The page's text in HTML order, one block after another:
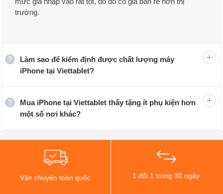
iPhone likenew
Đây là những máy đã qua sử dụng được nhập khẩu trực
tiếp từ nhiều thị trường để có được mức giá phải chăng
nhất. Tất nhiên, chúng phải trải qua chu trình kiểm tra
cầm trên tay trải nghiệm chọn mua luôn là chiếc iPhone
likenew tốt nhất, ngon từ trong ra ngoài.
trường.
Làm sao để kiểm định được chất lượng máy
iPhone tại Viettablet?
Mua iPhone tại Viettablet thấy tặng ít phụ kiện hơn
một số nơi khác?
Vận chuyển toàn quốc 1 đổi 1 trong 30 ngày